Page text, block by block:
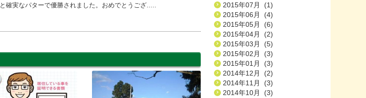
確実なパターで優勝されました。おめでとうござ.....
2015年07月 (1)
2015年06月 (4)
2015年05月 (6)
2015年04月 (2)
2015年03月 (5)
2015年02月 (3)
2015年01月 (3)
2014年12月 (2)
2014年11月 (3)
2014年10月 (3)